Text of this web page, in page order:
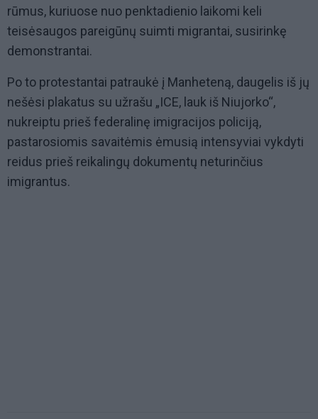
rūmus, kuriuose nuo penktadienio laikomi keli
teisėsaugos pareigūnų suimti migrantai, susirinkę
demonstrantai.
Po to protestantai patraukė į Manheteną, daugelis iš jų
nešėsi plakatus su užrašu „ICE, lauk iš Niujorko“,
nukreiptu prieš federalinę imigracijos policiją,
pastarosiomis savaitėmis ėmusią intensyviai vykdyti
reidus prieš reikalingų dokumentų neturinčius
imigrantus.